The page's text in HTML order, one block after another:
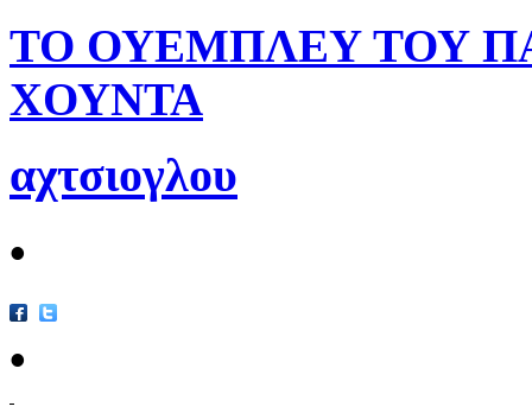
ΤΟ ΟΥΕΜΠΛΕΥ ΤΟΥ
ΧΟΥΝΤΑ
αχτσιογλου
•
•